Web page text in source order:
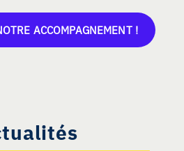
ACCOMPAGNEMENT !